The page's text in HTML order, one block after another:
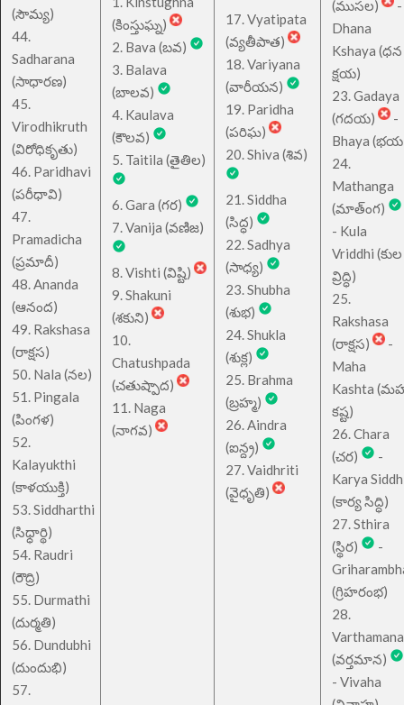
(సౌమ్య)
44.
Sadharana
(సాధారణ)
45.
Virodhikruth
(విరోధికృతు)
46. Paridhavi
(పరీధావి)
47.
Pramadicha
(ప్రమాదీ)
48. Ananda
(ఆనంద)
49. Rakshasa
(రాక్షస)
50. Nala (నల)
51. Pingala
(పింగళ)
52.
Kalayukthi
(కాళయుక్తి)
53. Siddharthi
(సిధ్ధార్థి)
54. Raudri
(రౌద్రి)
55. Durmathi
(దుర్మతి)
56. Dundubhi
(దుందుభి)
57.
(కింస్తుఘ్న)
2. Bava (బవ)
3. Balava
(బాలవ)
4. Kaulava
(కౌలవ)
5. Taitila (తైతిల)
6. Gara (గర)
7. Vanija (వణిజ)
8. Vishti (విష్టి)
9. Shakuni
(శకుని)
10.
Chatushpada
(చతుష్పాద)
11. Naga
(నాగవ)
17. Vyatipata
(వ్యతీపాత)
18. Variyana
(వారీయన)
19. Paridha
(పరిఘ)
20. Shiva (శివ)
21. Siddha
(సిద్ధ)
22. Sadhya
(సాధ్య)
23. Shubha
(శుభ)
24. Shukla
(శుక్ల)
25. Brahma
(బ్రహ్మ)
26. Aindra
(ఐన్ద్ర)
27. Vaidhriti
(వైధృతి)
(ముసల)
-
Dhana
Kshaya (ధన
క్షయ)
23. Gadaya
(గదయ)
-
Bhaya
24.
Mathanga
(మాత్ంగ)
- Kula
Vriddhi (కుల
వ్రిద్ధి)
25.
Rakshasa
(రాక్షస)
-
Maha
Kashta
కష్ట)
26. Chara
(చర)
-
Karya
(కార్య సిద్ధి)
27. Sthira
(స్థిర)
-
(గ్రిహరంభ)
28.
Varthamana
(వర్తమాన)
- Vivaha